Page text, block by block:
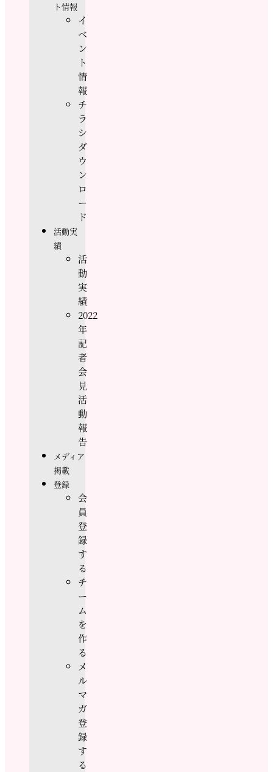
ト情報
イ
ベ
ン
ト
情
報
チ
ラ
シ
ダ
ウ
ン
ロ
ー
ド
活動実
績
活
動
実
績
2022
年
記
者
会
見
活
動
報
告
メディア
掲載
登録
会
員
登
録
す
る
チ
ー
ム
を
作
る
メ
ル
マ
ガ
登
録
す
る